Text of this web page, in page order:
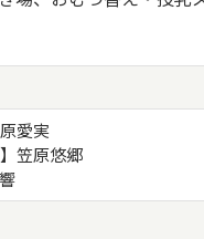
愛実
笠原悠郷